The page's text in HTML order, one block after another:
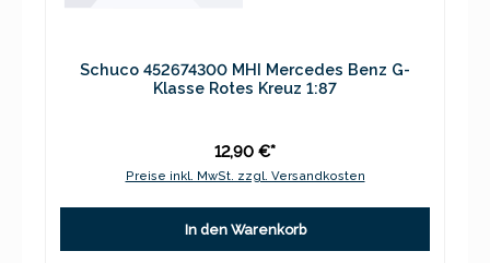
Schuco 452674300 MHI Mercedes Benz G-
Klasse Rotes Kreuz 1:87
12,90 €*
Preise inkl. MwSt. zzgl. Versandkosten
In den Warenkorb